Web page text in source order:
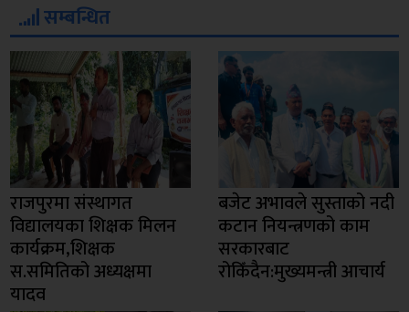
सम्बन्धित
राजपुरमा संस्थागत
विद्यालयका शिक्षक मिलन
कार्यक्रम,शिक्षक
स.समितिको अध्यक्षमा
यादव
बजेट अभावले सुस्ताको नदी
कटान नियन्त्रणको काम
सरकारबाट
रोकिँदैन:मुख्यमन्त्री आचार्य